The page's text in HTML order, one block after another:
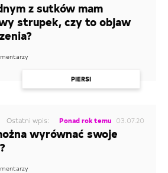
z sutków mam
strupek, czy to objaw
PIERSI
Ostatni wpis: Ponad rok temu 03.07.20
wyrównać swoje